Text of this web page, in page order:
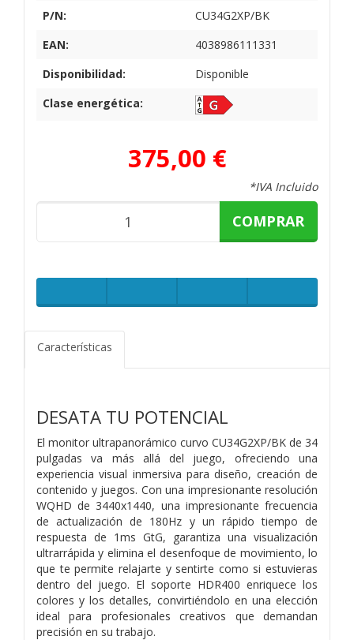
P/N:
CU34G2XP/BK
EAN:
4038986111331
Disponibilidad:
Disponible
Clase energética:
375,00 €
*IVA Incluido
COMPRAR
Características
DESATA TU POTENCIAL
El monitor ultrapanorámico curvo CU34G2XP/BK de 34
pulgadas va más allá del juego, ofreciendo una
experiencia visual inmersiva para diseño, creación de
contenido y juegos. Con una impresionante resolución
WQHD de 3440x1440, una impresionante frecuencia
de actualización de 180Hz y un rápido tiempo de
respuesta de 1ms GtG, garantiza una visualización
ultrarrápida y elimina el desenfoque de movimiento, lo
que te permite relajarte y sentirte como si estuvieras
dentro del juego. El soporte HDR400 enriquece los
colores y los detalles, convirtiéndolo en una elección
ideal para profesionales creativos que demandan
precisión en su trabajo.